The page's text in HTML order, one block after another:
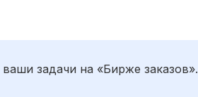
задачи на «Бирже заказов».